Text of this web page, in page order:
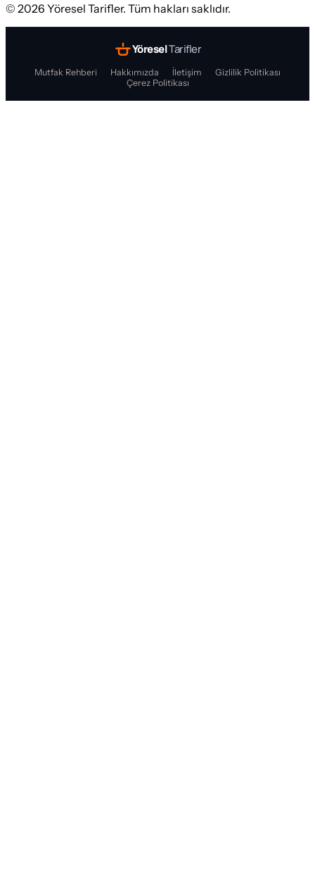
© 2026 Yöresel Tarifler. Tüm hakları saklıdır.
YöreselTarifler
Mutfak Rehberi Hakkımızda İletişim
Gizlilik Politikası
Çerez Politikası